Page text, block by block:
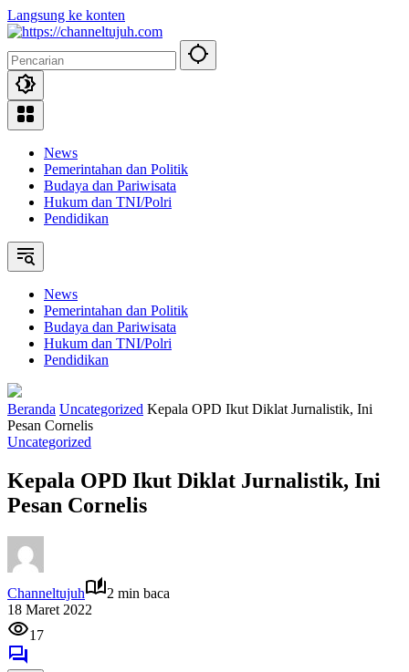
Langsung ke konten
News
Pemerintahan dan Politik
Budaya dan Pariwisata
Hukum dan TNI/Polri
Pendidikan
News
Pemerintahan dan Politik
Budaya dan Pariwisata
Hukum dan TNI/Polri
Pendidikan
Beranda Uncategorized Kepala OPD Ikut Diklat Jurnalistik, Ini
Pesan Cornelis
Uncategorized
Kepala OPD Ikut Diklat Jurnalistik, Ini
Pesan Cornelis
Channeltujuh
2 min baca
18 Maret 2022
17